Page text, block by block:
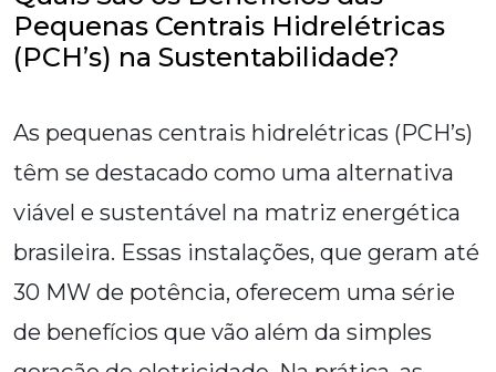
Pequenas Centrais Hidrelétricas
(PCH’s) na Sustentabilidade?
As pequenas centrais hidrelétricas (PCH’s)
têm se destacado como uma alternativa
viável e sustentável na matriz energética
brasileira. Essas instalações, que geram até
30 MW de potência, oferecem uma série
de benefícios que vão além da simples